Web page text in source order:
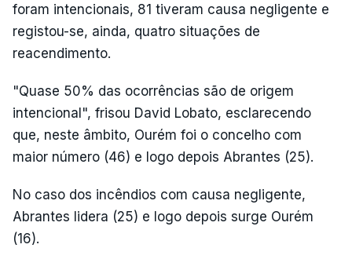
foram intencionais, 81 tiveram causa negligente e
registou-se, ainda, quatro situações de
reacendimento.
"Quase 50% das ocorrências são de origem
intencional", frisou David Lobato, esclarecendo
que, neste âmbito, Ourém foi o concelho com
maior número (46) e logo depois Abrantes (25).
No caso dos incêndios com causa negligente,
Abrantes lidera (25) e logo depois surge Ourém
(16).